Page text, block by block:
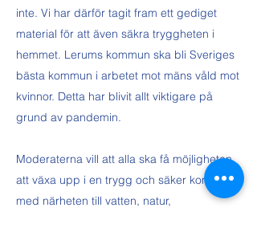
inte. Vi har därför tagit fram ett gediget
material för att även säkra tryggheten i
hemmet. Lerums kommun ska bli Sveriges
bästa kommun i arbetet mot mäns våld mot
kvinnor. Detta har blivit allt viktigare på
grund av pandemin.
Moderaterna vill att alla ska få möjligheten
att växa upp i en trygg och säker kommun
med närheten till vatten, natur,